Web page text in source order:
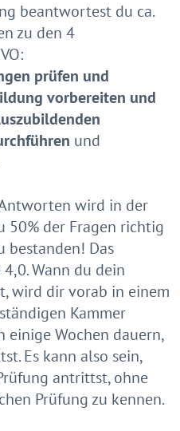
beantwortest du ca.
zu den 4
prüfen und
vorbereiten und
und
wird in der
50% der Fragen richtig
bestanden! Das
Wann du dein
wird dir vorab in einem
Kammer
einige Wochen dauern,
Es kann also sein,
antrittst, ohne
Prüfung zu kennen.